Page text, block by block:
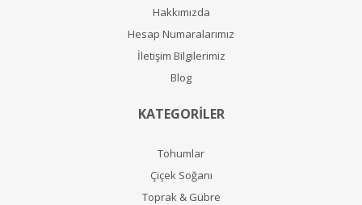
Hakkımızda
Hesap Numaralarımız
İletişim Bilgilerimiz
Blog
KATEGORİLER
Tohumlar
Çiçek Soğanı
Toprak & Gübre